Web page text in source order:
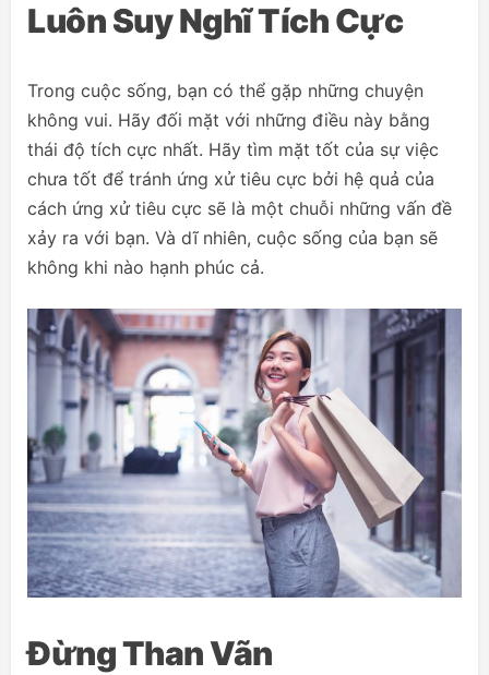
Luôn Suy Nghĩ Tích Cực
Trong cuộc sống, bạn có thể gặp những chuyện
không vui. Hãy đối mặt với những điều này bằng
thái độ tích cực nhất. Hãy tìm mặt tốt của sự việc
chưa tốt để tránh ứng xử tiêu cực bởi hệ quả của
cách ứng xử tiêu cực sẽ là một chuỗi những vấn đề
xảy ra với bạn. Và dĩ nhiên, cuộc sống của bạn sẽ
không khi nào hạnh phúc cả.
Đừng Than Vãn